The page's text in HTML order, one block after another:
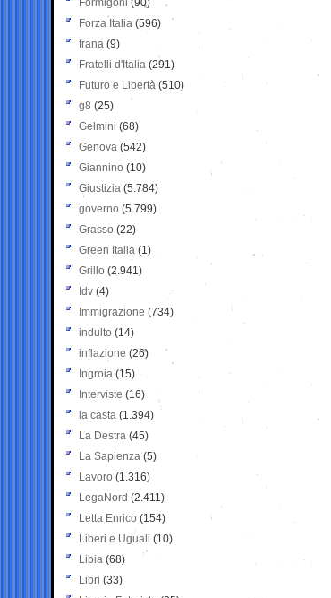
Formigoni (90)
Forza Italia (596)
frana (9)
Fratelli d'Italia (291)
Futuro e Libertà (510)
g8 (25)
Gelmini (68)
Genova (542)
Giannino (10)
Giustizia (5.784)
governo (5.799)
Grasso (22)
Green Italia (1)
Grillo (2.941)
Idv (4)
Immigrazione (734)
indulto (14)
inflazione (26)
Ingroia (15)
Interviste (16)
la casta (1.394)
La Destra (45)
La Sapienza (5)
Lavoro (1.316)
LegaNord (2.411)
Letta Enrico (154)
Liberi e Uguali (10)
Libia (68)
Libri (33)